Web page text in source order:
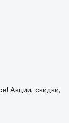
Акции, скидки,